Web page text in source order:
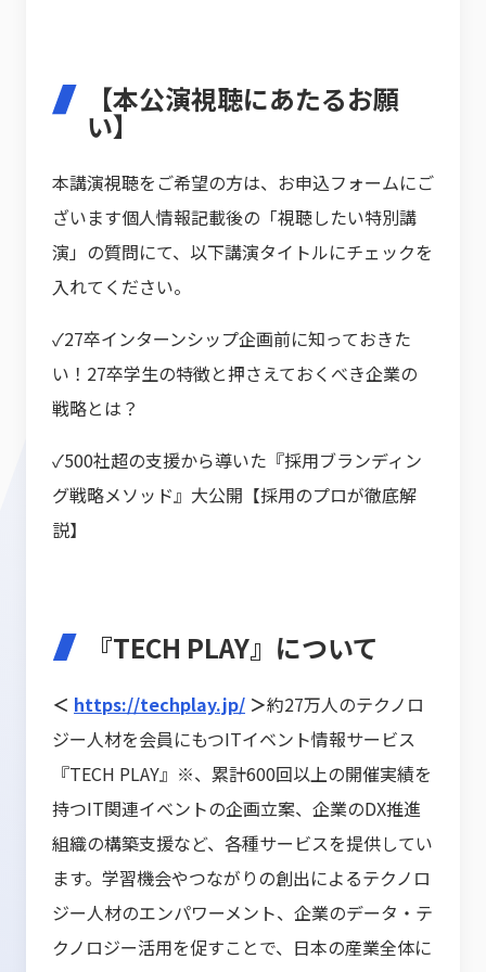
【本公演視聴にあたるお願
い】
本講演視聴をご希望の方は、お申込フォームにご
ざいます個人情報記載後の「視聴したい特別講
演」の質問にて、以下講演タイトルにチェックを
入れてください。
✓27卒インターンシップ企画前に知っておきた
い！27卒学生の特徴と押さえておくべき企業の
戦略とは？
✓500社超の支援から導いた『採用ブランディン
グ戦略メソッド』大公開【採用のプロが徹底解
説】
『TECH PLAY』について
＜ https://techplay.jp/ ＞約27万人のテクノロ
ジー人材を会員にもつITイベント情報サービス
『TECH PLAY』※、累計600回以上の開催実績を
持つIT関連イベントの企画立案、企業のDX推進
組織の構築支援など、各種サービスを提供してい
ます。学習機会やつながりの創出によるテクノロ
ジー人材のエンパワーメント、企業のデータ・テ
クノロジー活用を促すことで、日本の産業全体に